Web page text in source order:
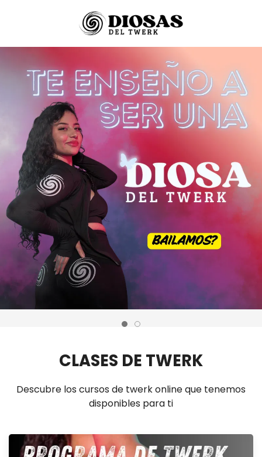
CLASES DE TWERK
Descubre los cursos de twerk online que tenemos
disponibles para ti